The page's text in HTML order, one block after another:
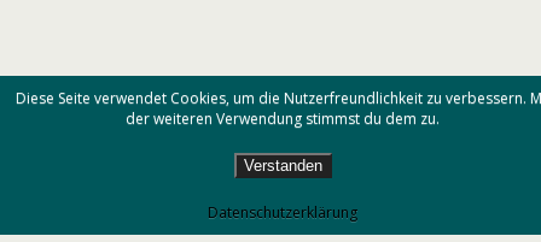
Diese Seite verwendet Cookies, um die Nutzerfreundlichkeit zu verbessern.
der weiteren Verwendung stimmst du dem zu.
Verstanden
Datenschutzerklärung